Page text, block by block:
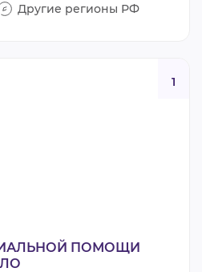
Другие регионы РФ
1
ПОМОЩИ